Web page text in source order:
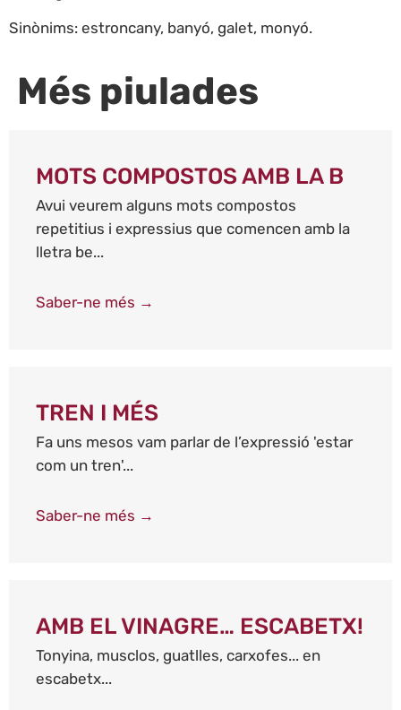
Sinònims: estroncany, banyó, galet, monyó.
Més piulades
MOTS COMPOSTOS AMB LA B
Avui veurem alguns mots compostos
repetitius i expressius que comencen amb la
lletra be...
Saber-ne més →
TREN I MÉS
Fa uns mesos vam parlar de l’expressió 'estar
com un tren'...
Saber-ne més →
AMB EL VINAGRE… ESCABETX!
Tonyina, musclos, guatlles, carxofes... en
escabetx...